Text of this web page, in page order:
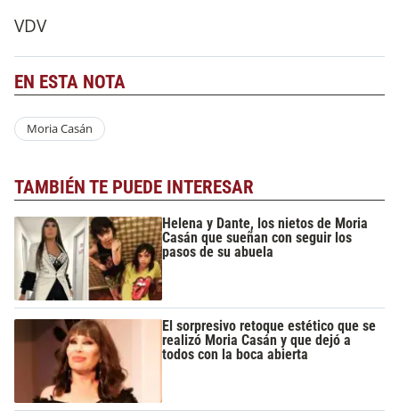
VDV
EN ESTA NOTA
Moria Casán
TAMBIÉN TE PUEDE INTERESAR
Helena y Dante, los nietos de Moria
Casán que sueñan con seguir los
pasos de su abuela
El sorpresivo retoque estético que se
realizó Moria Casán y que dejó a
todos con la boca abierta